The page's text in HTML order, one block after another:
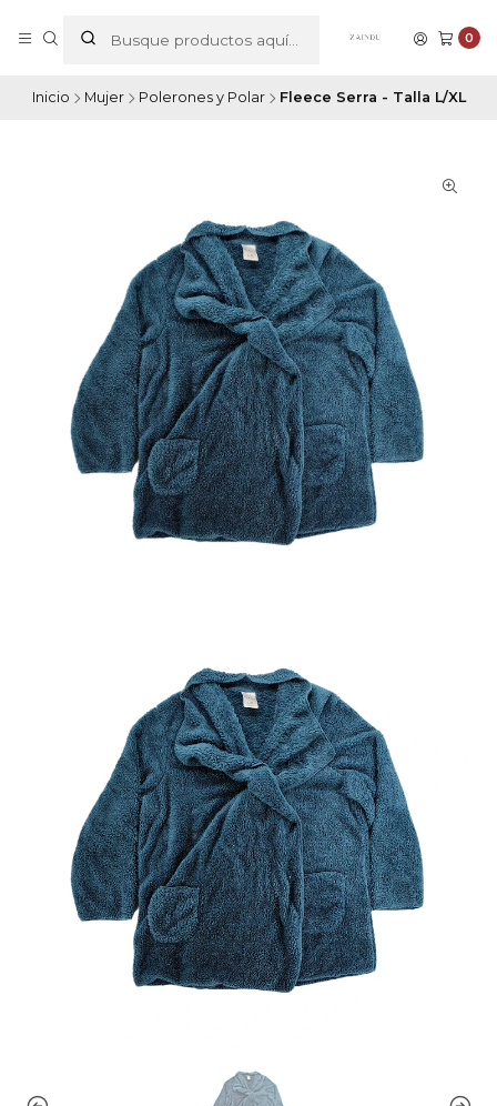
0
Inicio Mujer Polerones y Polar Fleece Serra - Talla L/XL